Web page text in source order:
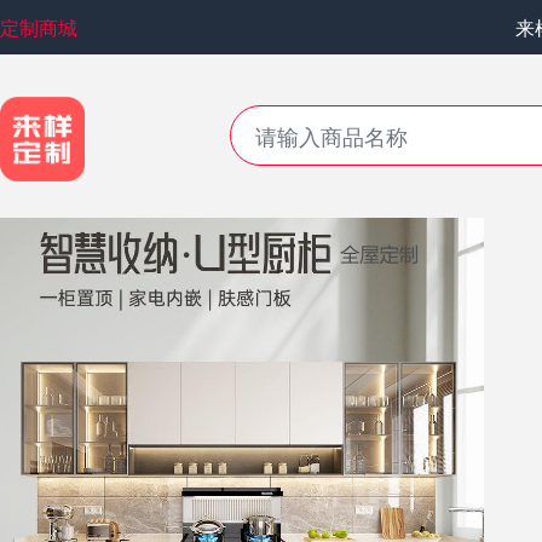
定制商城 来